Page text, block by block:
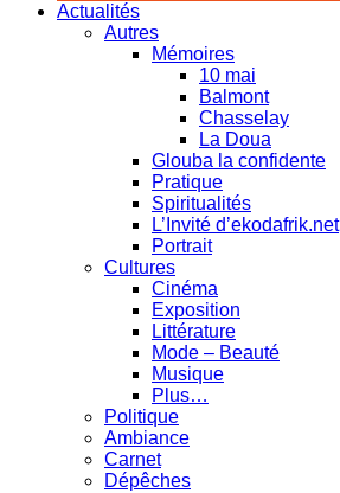
Actualités
Autres
Mémoires
10 mai
Balmont
Chasselay
La Doua
Glouba la confidente
Pratique
Spiritualités
L’Invité d’ekodafrik.net
Portrait
Cultures
Cinéma
Exposition
Littérature
Mode – Beauté
Musique
Plus…
Politique
Ambiance
Carnet
Dépêches